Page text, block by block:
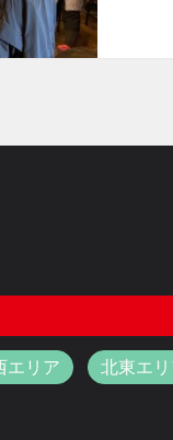
エリア 北東エリ